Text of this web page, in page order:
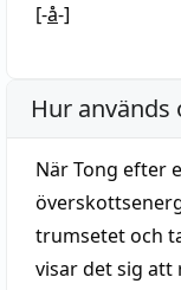
[-å-]
Hur används
När Tong efter
trumsetet och
visar det sig att